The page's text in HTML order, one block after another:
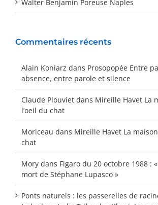
Walter Benjamin Poreuse Naples
Commentaires récents
Alain Koniarz dans Prosopopée Entre
absence, entre parole et silence
Claude Plouviet dans Mireille Havet La
l’oeil du chat
Moriceau dans Mireille Havet La
chat
Mory dans Figaro du 20 octobre 1988 :
mort de Stéphane Lupasco »
Ponts naturels : les passerelles de